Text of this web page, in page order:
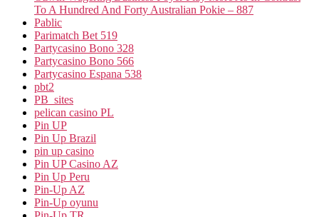
To A Hundred And Forty Australian Pokie – 887
Pablic
Parimatch Bet 519
Partycasino Bono 328
Partycasino Bono 566
Partycasino Espana 538
pbt2
PB_sites
pelican casino PL
Pin UP
Pin Up Brazil
pin up casino
Pin UP Casino AZ
Pin Up Peru
Pin-Up AZ
Pin-Up oyunu